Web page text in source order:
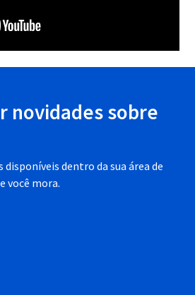
novidades sobre
dentro da sua área de
você mora.